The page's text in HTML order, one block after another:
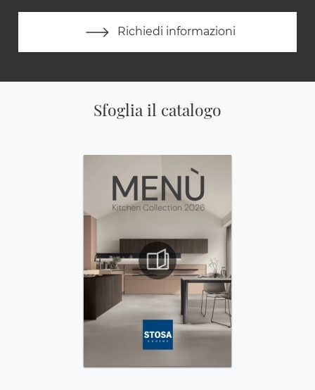
Richiedi informazioni
Sfoglia il catalogo